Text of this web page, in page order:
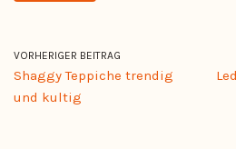
VORHERIGER BEITRAG
Shaggy Teppiche trendig
und kultig